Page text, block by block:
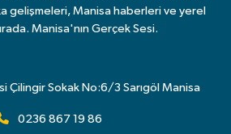
gelişmeleri, Manisa haberleri ve yerel
Manisa'nın Gerçek Sesi.
Çilingir Sokak No:6/3 Sarıgöl Manisa
0236 867 19 86